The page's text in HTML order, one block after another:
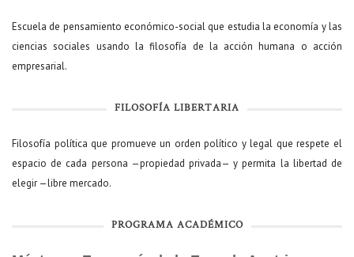
Escuela de pensamiento económico-social que estudia la economía y las
ciencias sociales usando la filosofía de la acción humana o acción
empresarial.
FILOSOFÍA LIBERTARIA
Filosofía política que promueve un orden político y legal que respete el
espacio de cada persona —propiedad privada— y permita la libertad de
elegir —libre mercado.
PROGRAMA ACADÉMICO